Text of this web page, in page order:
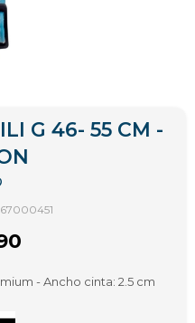
G 46- 55 CM -
- Ancho cinta: 2.5 cm